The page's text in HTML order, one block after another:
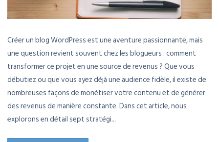
Créer un blog WordPress est une aventure passionnante, mais
une question revient souvent chez les blogueurs : comment
transformer ce projet en une source de revenus ? Que vous
débutiez ou que vous ayez déjà une audience fidèle, il existe de
nombreuses façons de monétiser votre contenu et de générer
des revenus de manière constante. Dans cet article, nous
explorons en détail sept stratégi...